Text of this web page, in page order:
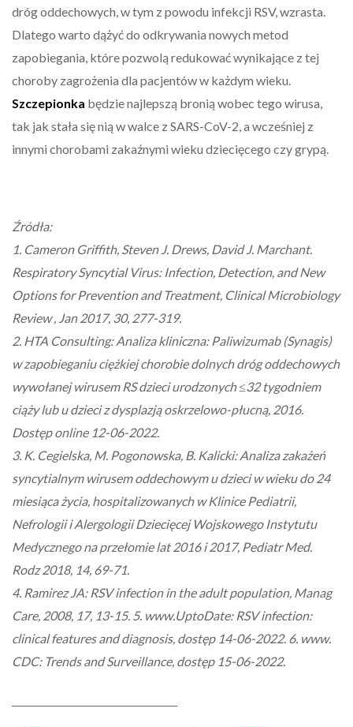
dróg oddechowych, w tym z powodu infekcji RSV, wzrasta.
Dlatego warto dążyć do odkrywania nowych metod
zapobiegania, które pozwolą redukować wynikające z tej
choroby zagrożenia dla pacjentów w każdym wieku.
Szczepionka będzie najlepszą bronią wobec tego wirusa,
tak jak stała się nią w walce z SARS-CoV-2, a wcześniej z
innymi chorobami zakaźnymi wieku dziecięcego czy grypą.
Źródła:
1. Cameron Griffith, Steven J. Drews, David J. Marchant.
Respiratory Syncytial Virus: Infection, Detection, and New
Options for Prevention and Treatment, Clinical Microbiology
Review , Jan 2017, 30, 277-319.
2. HTA Consulting: Analiza kliniczna: Paliwizumab (Synagis)
w zapobieganiu ciężkiej chorobie dolnych dróg oddechowych
wywołanej wirusem RS dzieci urodzonych ≤32 tygodniem
ciąży lub u dzieci z dysplazją oskrzelowo-płucną, 2016.
Dostęp online 12-06-2022.
3. K. Cegielska, M. Pogonowska, B. Kalicki: Analiza zakażeń
syncytialnym wirusem oddechowym u dzieci w wieku do 24
miesiąca życia, hospitalizowanych w Klinice Pediatrii,
Nefrologii i Alergologii Dziecięcej Wojskowego Instytutu
Medycznego na przełomie lat 2016 i 2017, Pediatr Med.
Rodz 2018, 14, 69-71.
4. Ramirez JA: RSV infection in the adult population, Manag
Care, 2008, 17, 13-15. 5. www.UptoDate: RSV infection:
clinical features and diagnosis, dostęp 14-06-2022. 6. www.
CDC: Trends and Surveillance, dostęp 15-06-2022.